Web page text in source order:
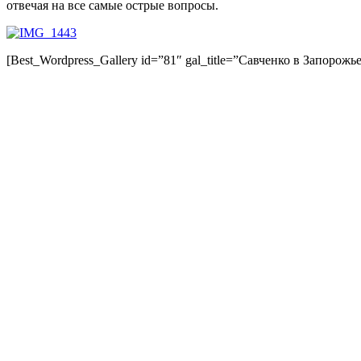
отвечая на все самые острые вопросы.
[Best_Wordpress_Gallery id=”81″ gal_title=”Савченко в